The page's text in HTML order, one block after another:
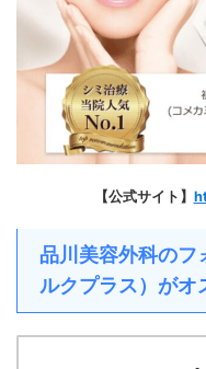
【公式サイト】
品川美容外科のフ
ルクプラス）がオ